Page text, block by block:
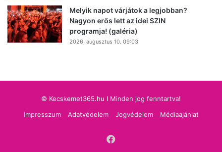
Melyik napot várjátok a legjobban?
Nagyon erős lett az idei SZIN
programja! (galéria)
2026, augusztus 10. 09:03
© Kecskemet365.hu I Minden jog fenntartva!
Impresszum
Adatvédelem Jogvédelem Médiaajánlat
Facebook